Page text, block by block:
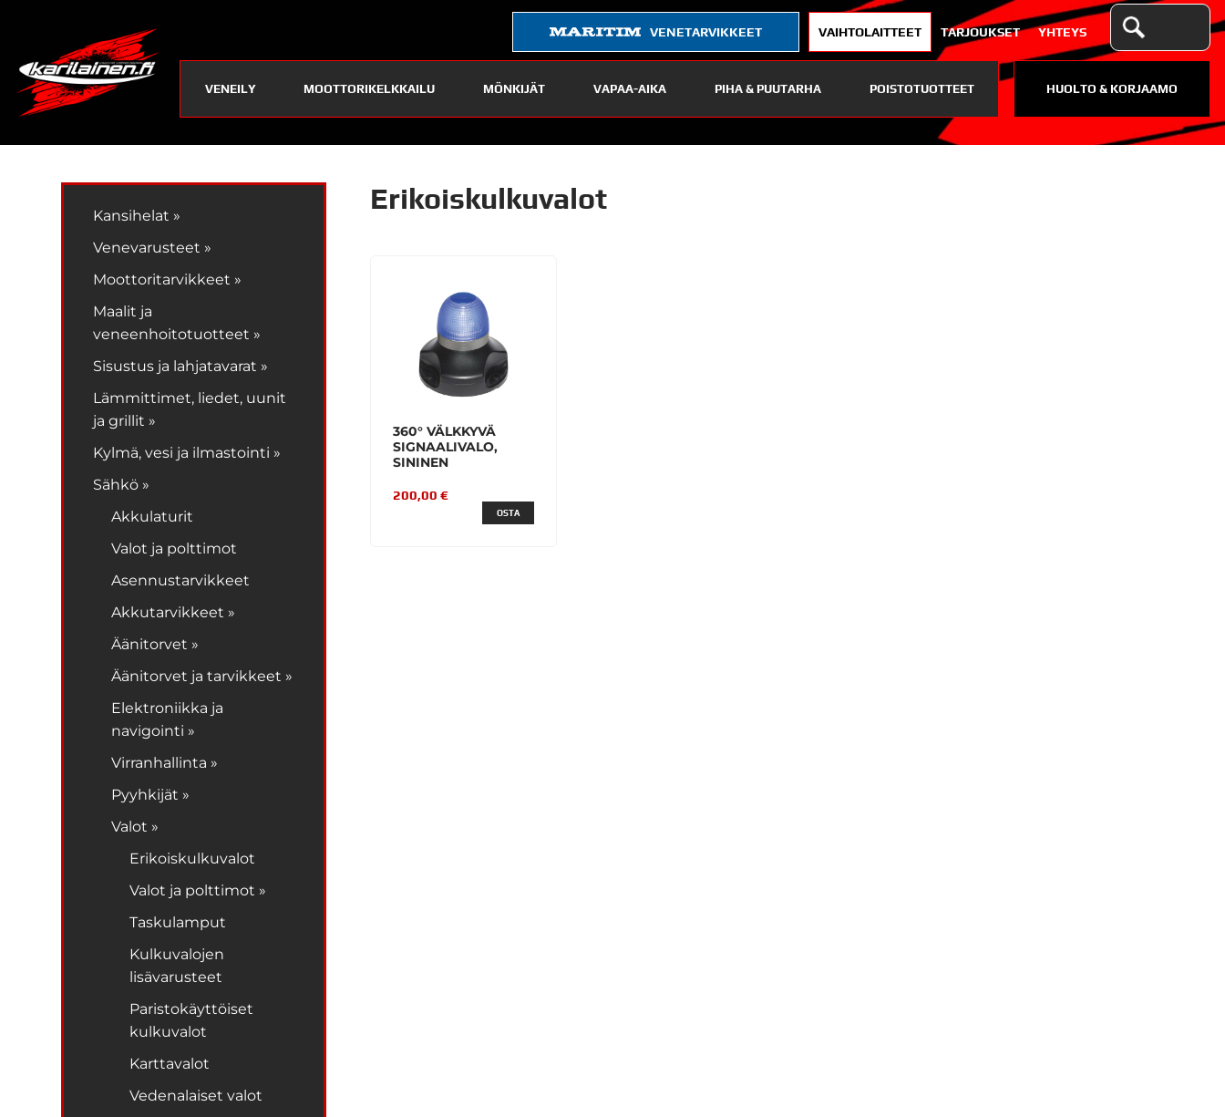
VENETARVIKKEET VAIHTOLAITTEET TARJOUKSET YHTEYS
VENEILY MOOTTORIKELKKAILU MÖNKIJÄT VAPAA-AIKA PIHA & PUUTARHA POISTOTUOTTEET HUOLTO & KORJAAMO
Kansihelat »
Venevarusteet »
Moottoritarvikkeet »
Maalit ja
veneenhoitotuotteet »
Sisustus ja lahjatavarat »
Lämmittimet, liedet, uunit
ja grillit »
Kylmä, vesi ja ilmastointi »
Sähkö »
Akkulaturit
Valot ja polttimot
Asennustarvikkeet
Akkutarvikkeet »
Äänitorvet »
Äänitorvet ja tarvikkeet »
Elektroniikka ja
navigointi »
Virranhallinta »
Pyyhkijät »
Valot »
Erikoiskulkuvalot
Valot ja polttimot »
Taskulamput
Kulkuvalojen
lisävarusteet
Paristokäyttöiset
kulkuvalot
Karttavalot
Vedenalaiset valot
Erikoiskulkuvalot
360° VÄLKKYVÄ
SIGNAALIVALO,
SININEN
200,00 €
OSTA